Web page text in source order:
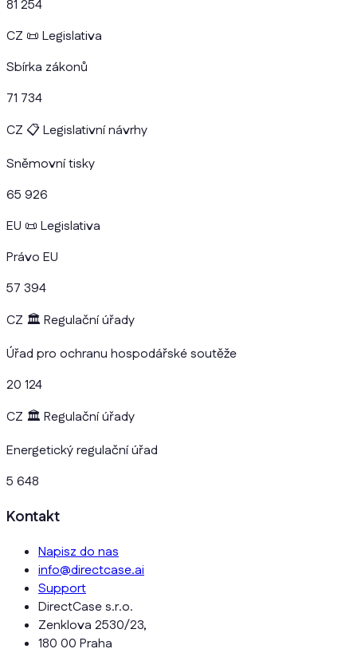
81 254
CZ 📜 Legislativa
Sbírka zákonů
71 734
CZ 📋Legislativní návrhy
Sněmovní tisky
65 926
EU 📜 Legislativa
Právo EU
57 394
CZ 🏛️ Regulační úřady
Úřad pro ochranu hospodářské soutěže
20 124
CZ 🏛️ Regulační úřady
Energetický regulační úřad
5 648
Kontakt
Napisz do nas
info@directcase.ai
Support
DirectCase s.r.o.
Zenklova 2530/23,
180 00 Praha